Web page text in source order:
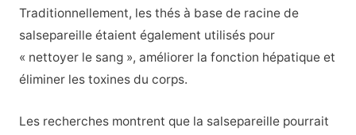
Traditionnellement, les thés à base de racine de
salsepareille étaient également utilisés pour
« nettoyer le sang », améliorer la fonction hépatique et
éliminer les toxines du corps.
Les recherches montrent que la salsepareille pourrait